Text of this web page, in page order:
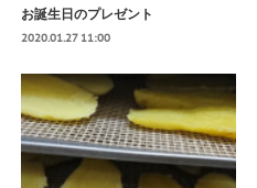
お誕生日のプレゼント
2020.01.27 11:00